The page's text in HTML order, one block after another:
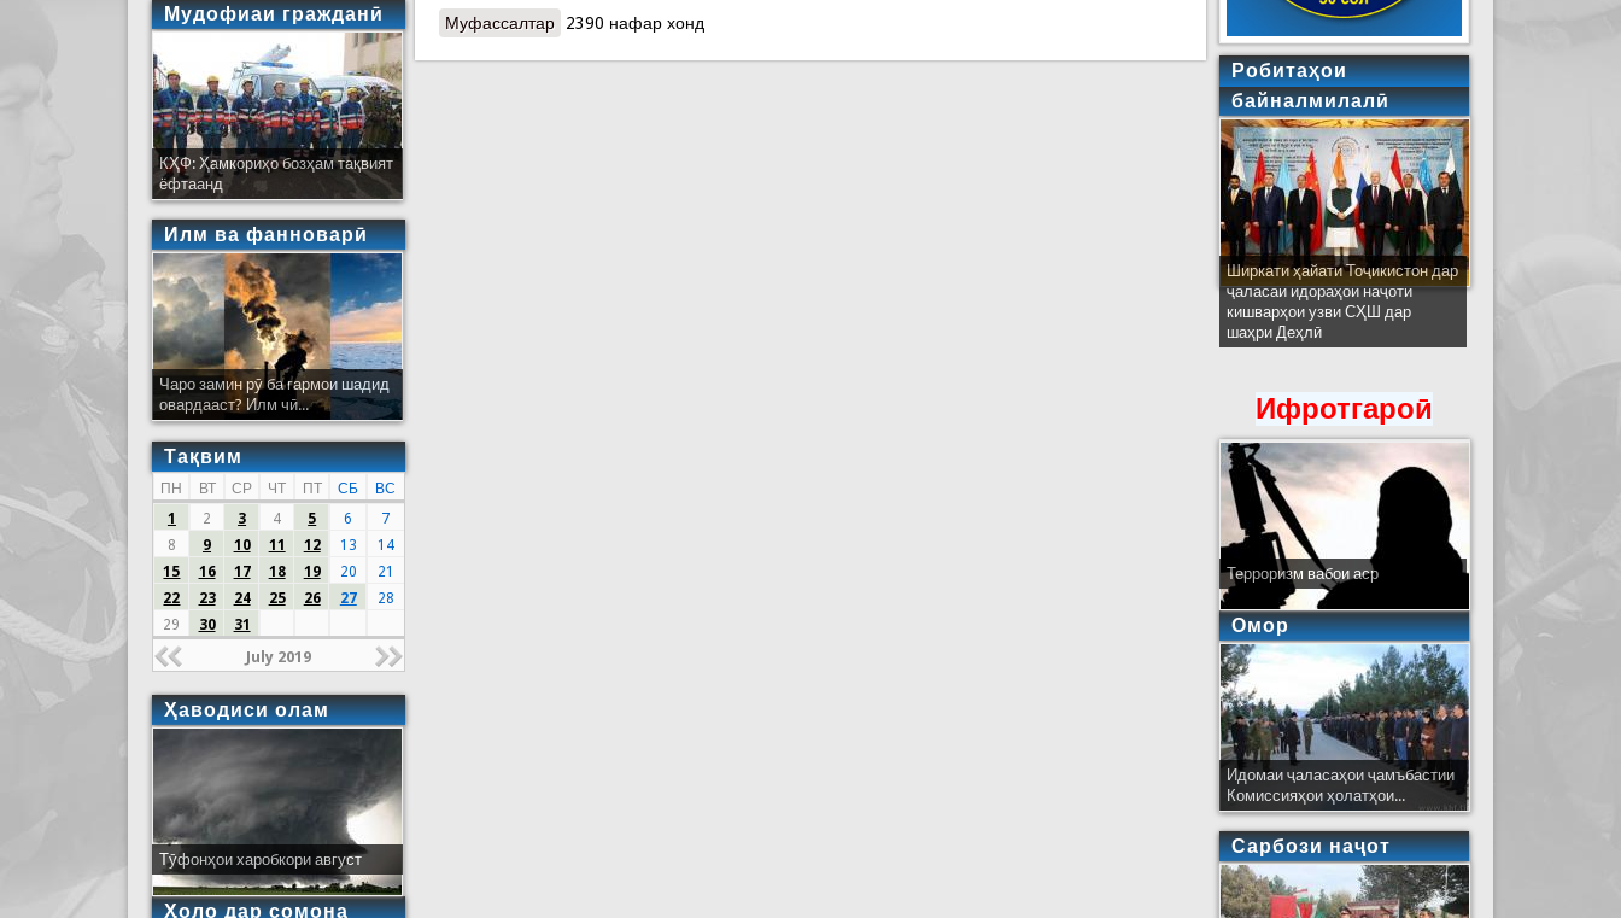
Муфассалтар о Таблиғи таъмини амният дар замони истироҳати тобистон
2390 нафар хонд
Мудофиаи гражданӣ
КҲФ: Ҳамкориҳо бозҳам тақвият
ёфтаанд
Илм ва фанноварӣ
Чаро замин рӯ ба гармои шадид
овардааст? Илм чӣ...
Тақвим
ПН ВТ СР ЧТ ПТ СБ
ВС
1
2 3 4 5 6
7
8
9 10 11 12 13
14
15
16 17 18 19 20
21
22
23 24 25 26 27
28
29
30 31
July 2019
Ҳаводиси олам
Тӯфонҳои харобкори август
Ҳоло дар сомона
Робитаҳои
байналмилалӣ
Ширкати ҳайати Тоҷикистон дар
ҷаласаи идораҳои наҷоти
кишварҳои узви СҲШ дар
шаҳри Деҳлӣ
Ифротгароӣ
Терроризм вабои аср
Омор
Идомаи ҷаласаҳои ҷамъбастии
Комиссияҳои ҳолатҳои...
Сарбози наҷот